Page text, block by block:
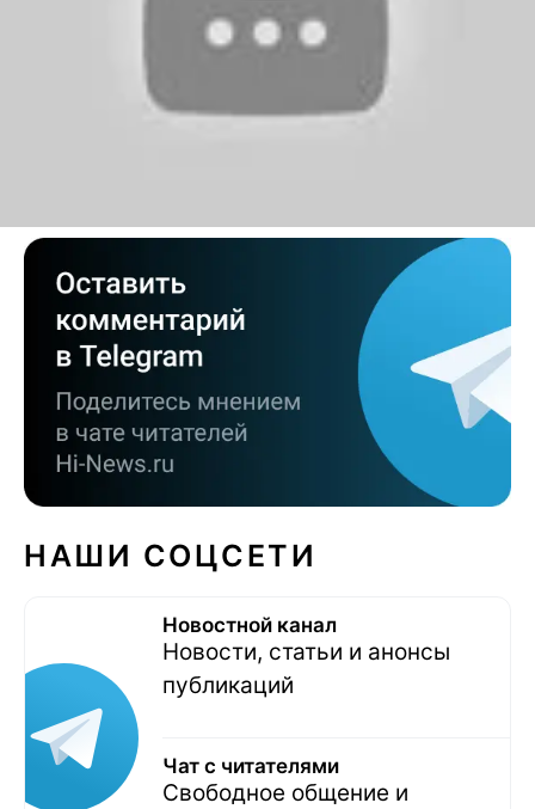
НАШИ СОЦСЕТИ
Новостной канал
Новости, статьи и анонсы
публикаций
Чат с читателями
Свободное общение и